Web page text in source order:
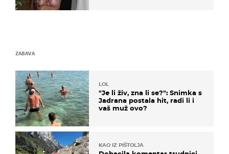
ZABAVA
LOL
"Je li živ, zna li se?": Snimka s
Jadrana postala hit, radi li i
vaš muž ovo?
KAO IZ PIŠTOLJA